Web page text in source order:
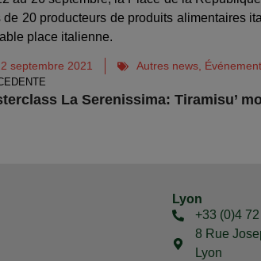
de 20 producteurs de produits alimentaires
place italienne.
septembre 2021 Autres news
La Serenissima: Tiramisu’
Lyon
+33 (0)4
8 Rue
Lyon